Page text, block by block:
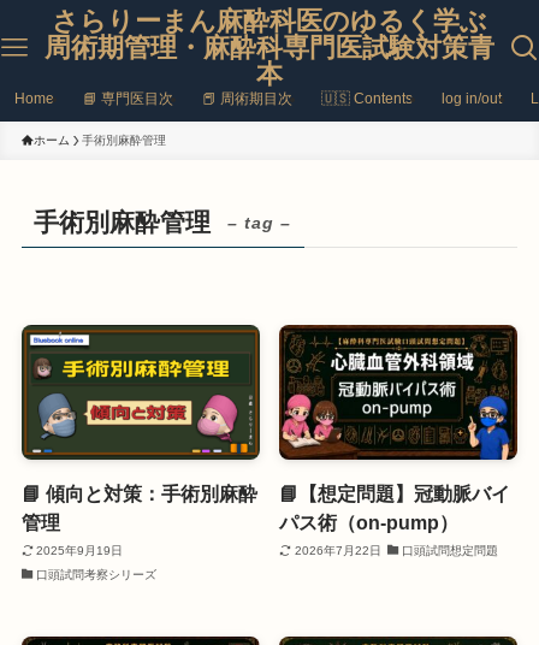
さらりーまん麻酔科医のゆるく学ぶ
周術期管理・麻酔科専門医試験対策青
本
Home 📘 専門医目次 📕 周術期目次 🇺🇸 Contents log in/out
ホーム 手術別麻酔管理
手術別麻酔管理 – tag –
📘 傾向と対策：手術別麻酔
管理
2025年9月19日
口頭試問考察シリーズ
📘【想定問題】冠動脈バイ
パス術（on-pump）
2026年7月22日 口頭試問想定問題